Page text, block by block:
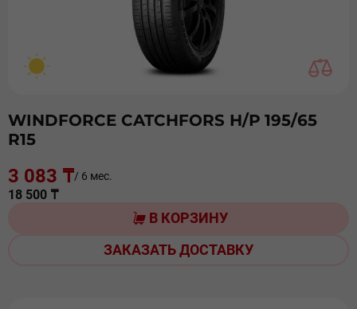
WINDFORCE CATCHFORS Н/Р 195/65
R15
3 083 ₸/ 6 мес.
18 500 ₸
В КОРЗИНУ
ЗАКАЗАТЬ ДОСТАВКУ